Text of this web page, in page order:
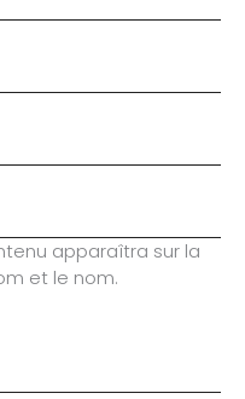
apparaîtra sur la
et le nom.